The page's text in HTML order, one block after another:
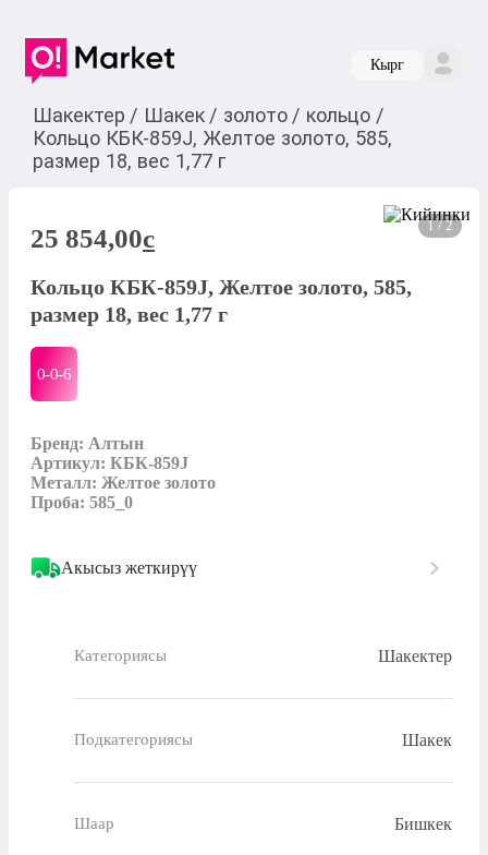
Кырг
Шакектер / Шакек / золото / кольцо /
Кольцо КБК-859J, Желтое золото, 585,
размер 18, вес 1,77 г
1 / 2
25 854,00c
Кольцо КБК-859J, Желтое золото, 585,
размер 18, вес 1,77 г
0-0-6
Бренд: Алтын
Артикул: КБК-859J
Металл: Желтое золото
Проба: 585_0
Акысыз жеткирүү
Категориясы Шакектер
Подкатегориясы Шакек
Шаар Бишкек